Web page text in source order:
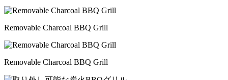
Removable Charcoal BBQ Grill
Removable Charcoal BBQ Grill